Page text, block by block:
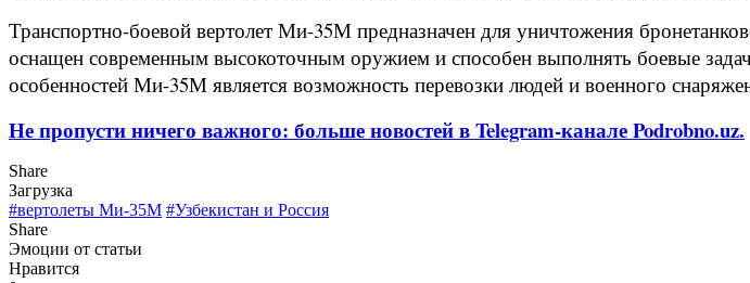
Транспортно-боевой вертолет Ми-35М предназначен для уничтожения
оснащен современным высокоточным оружием и способен выполнять боевые
особенностей Ми-35М является возможность перевозки людей и военного
Не пропусти ничего важного: больше новостей в Telegram-канале Podrobno.uz.
Share
Загрузка
#вертолеты Ми-35М #Узбекистан и Россия
Share
Эмоции от статьи
Нравится